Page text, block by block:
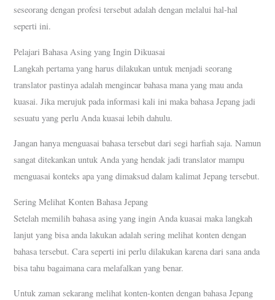
seseorang dengan profesi tersebut adalah dengan melalui hal-hal
seperti ini.
Pelajari Bahasa Asing yang Ingin Dikuasai
Langkah pertama yang harus dilakukan untuk menjadi seorang
translator pastinya adalah mengincar bahasa mana yang mau anda
kuasai. Jika merujuk pada informasi kali ini maka bahasa Jepang jadi
sesuatu yang perlu Anda kuasai lebih dahulu.
Jangan hanya menguasai bahasa tersebut dari segi harfiah saja. Namun
sangat ditekankan untuk Anda yang hendak jadi translator mampu
menguasai konteks apa yang dimaksud dalam kalimat Jepang tersebut.
Sering Melihat Konten Bahasa Jepang
Setelah memilih bahasa asing yang ingin Anda kuasai maka langkah
lanjut yang bisa anda lakukan adalah sering melihat konten dengan
bahasa tersebut. Cara seperti ini perlu dilakukan karena dari sana anda
bisa tahu bagaimana cara melafalkan yang benar.
Untuk zaman sekarang melihat konten-konten dengan bahasa Jepang